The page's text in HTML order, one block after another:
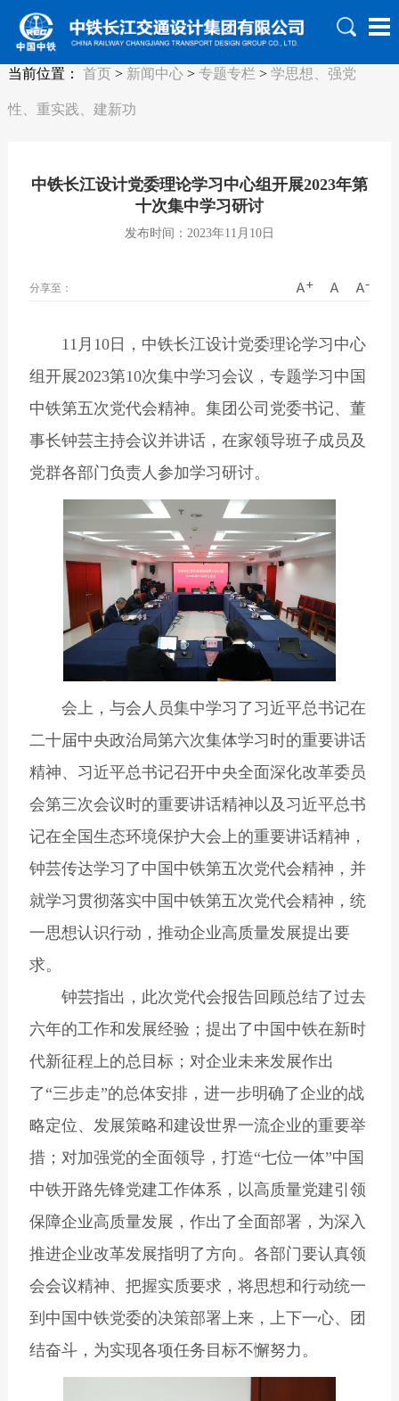
当前位置： 首页> 新闻中心> 专题专栏 > 学思想、强党
性、重实践、建新功
中铁长江设计党委理论学习中心组开展2023年第
十次集中学习研讨
发布时间：2023年11月10日
分享至：
11月10日，中铁长江设计党委理论学习中心
组开展2023第10次集中学习会议，专题学习中国
中铁第五次党代会精神。集团公司党委书记、董
事长钟芸主持会议并讲话，在家领导班子成员及
党群各部门负责人参加学习研讨。
会上，与会人员集中学习了习近平总书记在
二十届中央政治局第六次集体学习时的重要讲话
精神、习近平总书记召开中央全面深化改革委员
会第三次会议时的重要讲话精神以及习近平总书
记在全国生态环境保护大会上的重要讲话精神，
钟芸传达学习了中国中铁第五次党代会精神，并
就学习贯彻落实中国中铁第五次党代会精神，统
一思想认识行动，推动企业高质量发展提出要
求。
钟芸指出，此次党代会报告回顾总结了过去
六年的工作和发展经验；提出了中国中铁在新时
代新征程上的总目标；对企业未来发展作出
了“三步走”的总体安排，进一步明确了企业的战
略定位、发展策略和建设世界一流企业的重要举
措；对加强党的全面领导，打造“七位一体”中国
中铁开路先锋党建工作体系，以高质量党建引领
保障企业高质量发展，作出了全面部署，为深入
推进企业改革发展指明了方向。各部门要认真领
会会议精神、把握实质要求，将思想和行动统一
到中国中铁党委的决策部署上来，上下一心、团
结奋斗，为实现各项任务目标不懈努力。